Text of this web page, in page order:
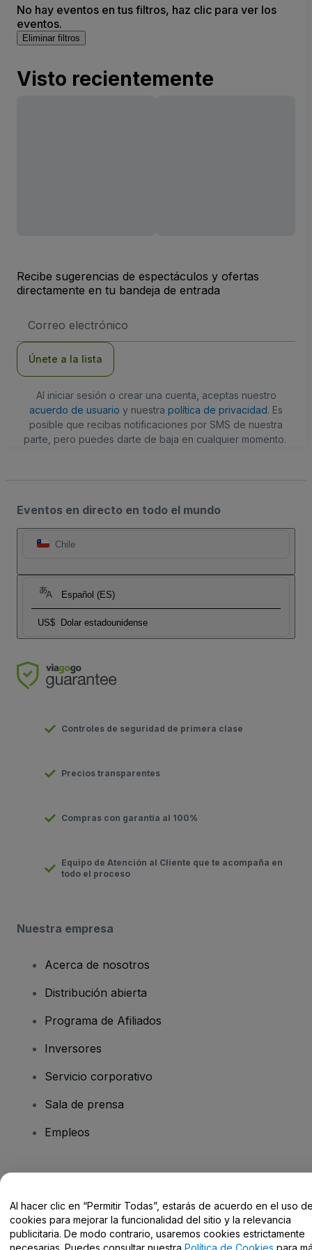
No hay eventos en tus filtros, haz clic para ver los
eventos.
Eliminar filtros
Visto recientemente
Recibe sugerencias de espectáculos y ofertas
directamente en tu bandeja de entrada
de
Únete a la lista
Al iniciar sesión o crear una cuenta, aceptas nuestro
acuerdo de usuario y nuestra política de privacidad. Es
posible que recibas notificaciones por SMS de nuestra
parte, pero puedes darte de baja en cualquier momento.
Eventos en directo en todo el mundo
Chile
Español (ES)
US$ Dolar estadounidense
Controles de seguridad de primera clase
Precios transparentes
Compras con garantía al 100%
Equipo de Atención al Cliente que te acompaña en
todo el proceso
Nuestra empresa
Acerca de nosotros
Distribución abierta
Programa de Afiliados
Inversores
Servicio corporativo
Sala de prensa
Empleos
Centro de Ayuda / Contacto
Al hacer clic en “Permitir Todas”, estarás de acuerdo en el uso
cookies para mejorar la funcionalidad del sitio y la relevancia
publicitaria. De modo contrario, usaremos cookies estrictamente
necesarias. Puedes consultar nuestra Política de Cookies para